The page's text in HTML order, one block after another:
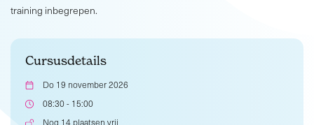
training inbegrepen.
Cursusdetails
Do 19 november 2026
08:30 - 15:00
Nog 14 plaatsen vrij